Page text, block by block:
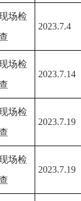
场检
2023.7.4
场检
2023.7.14
场检
2023.7.19
场检
2023.7.19